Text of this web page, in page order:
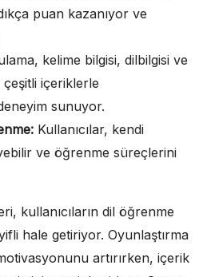
puan kazanıyor ve
kelime bilgisi, dilbilgisi ve
içeriklerle
sunuyor.
Kullanıcılar, kendi
ve öğrenme süreçlerini
kullanıcıların dil öğrenme
hale getiriyor. Oyunlaştırma
artırırken, içerik